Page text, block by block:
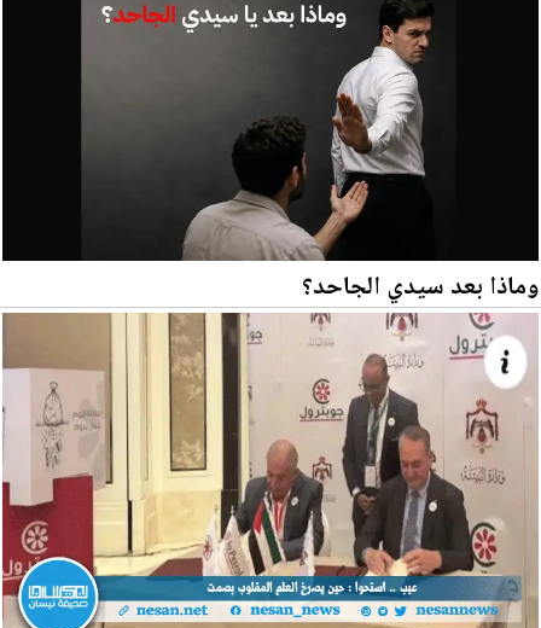
وماذا بعد سيدي الجاحد؟